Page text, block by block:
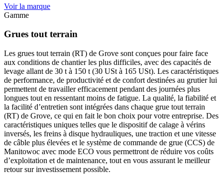
Voir la marque
Gamme
Grues tout terrain
Les grues tout terrain (RT) de Grove sont conçues pour faire face
aux conditions de chantier les plus difficiles, avec des capacités de
levage allant de 30 t à 150 t (30 USt à 165 USt). Les caractéristiques
de performance, de productivité et de confort destinées au grutier lui
permettent de travailler efficacement pendant des journées plus
longues tout en ressentant moins de fatigue. La qualité, la fiabilité et
la facilité d’entretien sont intégrées dans chaque grue tout terrain
(RT) de Grove, ce qui en fait le bon choix pour votre entreprise. Des
caractéristiques uniques telles que le dispositif de calage à vérins
inversés, les freins à disque hydrauliques, une traction et une vitesse
de câble plus élevées et le système de commande de grue (CCS) de
Manitowoc avec mode ECO vous permettront de réduire vos coûts
d’exploitation et de maintenance, tout en vous assurant le meilleur
retour sur investissement possible.